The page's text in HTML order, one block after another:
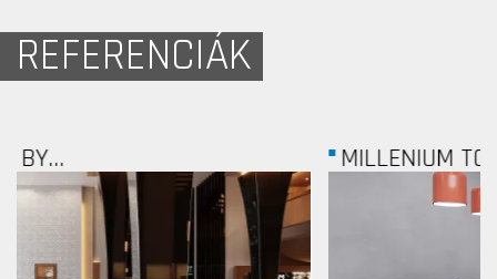
REFERENCIÁK
MILLENIUM TOWER